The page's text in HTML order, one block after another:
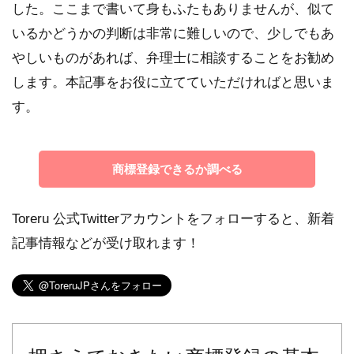
した。ここまで書いて身もふたもありませんが、似て
いるかどうかの判断は非常に難しいので、少しでもあ
やしいものがあれば、弁理士に相談することをお勧め
します。本記事をお役に立てていただければと思いま
す。
商標登録できるか調べる
Toreru 公式Twitterアカウントをフォローすると、新着
記事情報などが受け取れます！